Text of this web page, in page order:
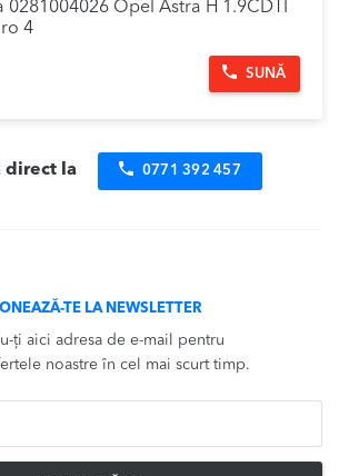
0281004026 Opel Astra H 1.9CDTI
4
SUNĂ
direct la 0771 392 457
TE LA NEWSLETTER
ți aici adresa de e-mail pentru
noastre în cel mai scurt timp.